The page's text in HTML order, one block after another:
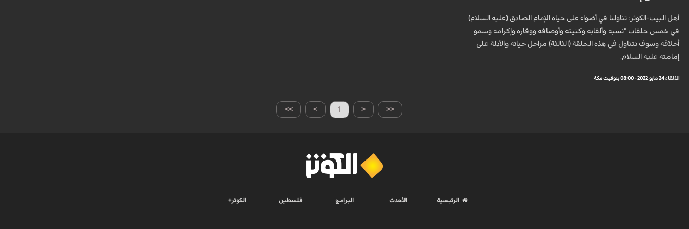
أهل البيت-الكوثر: تناولنا في أضواء على حياة الإمام الصادق (عليه السلام)
في خمس حلقات "نسبه وألقابه وكنيته وأوصافه ووقاره وإكرامه وسمو
أخلاقه وسوف نتناول في هذه الحلقة (الثالثة) مراحل حياته والأدلة على
إمامته عليه السلام.
الثلاثاء 24 مايو 2022 - 08:00 بتوقيت مكة
>> > 1 < <<
الرئيسية الأحدث البرامج فلسطين الكوثر+